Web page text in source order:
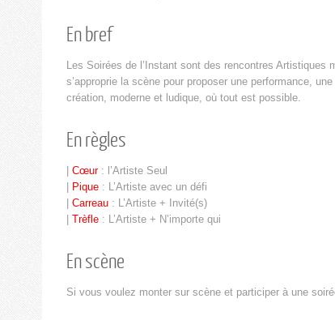
En bref
Les Soirées de l’Instant sont des rencontres Artistiques
s’approprie la scène pour proposer une performance,
création, moderne et ludique, où tout est possible.
En règles
Cœur: l’Artiste Seul
Pique : L’Artiste avec un défi
Carreau : L’Artiste + Invité(s)
Trèfle : L’Artiste + N’importe qui
En scène
Si vous voulez monter sur scène et participer à une